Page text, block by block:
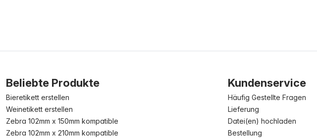
Beliebte Produkte
Bieretikett erstellen
Weinetikett erstellen
Zebra 102mm x 150mm kompatible
Zebra 102mm x 210mm kompatible
Kundenservice
Häufig Gestellte Fragen
Lieferung
Datei(en) hochladen
Bestellung